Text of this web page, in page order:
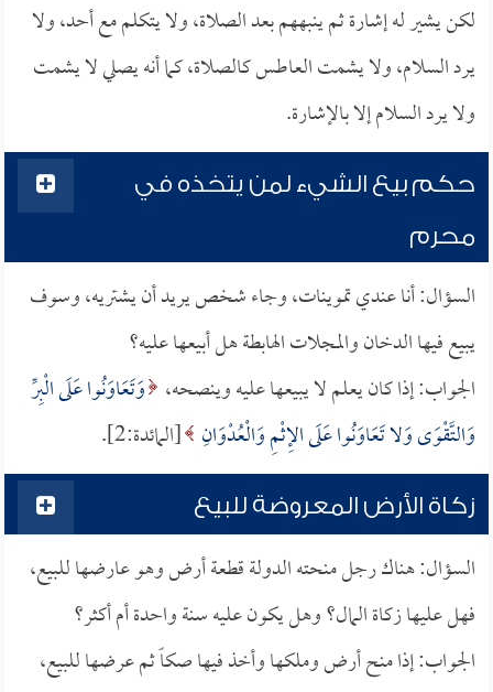
لكن يشير له إشارة ثم ينبههم بعد الصلاة، ولا يتكلم مع أحد، ولا
يرد السلام، ولا يشمت العاطس كالصلاة، كما أنه يصلي لا يشمت
ولا يرد السلام إلا بالإشارة.
حكم بيع الشيء لمن يتخذه في
محرم
السؤال: أنا عندي تموينات، وجاء شخص يريد أن يشتريه، وسوف
يبيع فيها الدخان والمجلات الهابطة هل أبيعها عليه؟
الجواب: إذا كان يعلم لا يبيعها عليه وينصحه، وَتَعَاوَنُوا عَلَى الْبِرِّ
وَالتَّقْوَى وَلا تَعَاوَنُوا عَلَى الإِثْمِ وَالْعُدْوَانِ [المائدة:2].
زكاة الأرض المعروضة للبيع
السؤال: هناك رجل منحته الدولة قطعة أرض وهو عارضها للبيع،
فهل عليها زكاة المال؟ وهل يكون عليه سنة واحدة أم أكثر؟
الجواب: إذا منح أرض وملكها وأخذ فيها صكاً ثم عرضها للبيع،